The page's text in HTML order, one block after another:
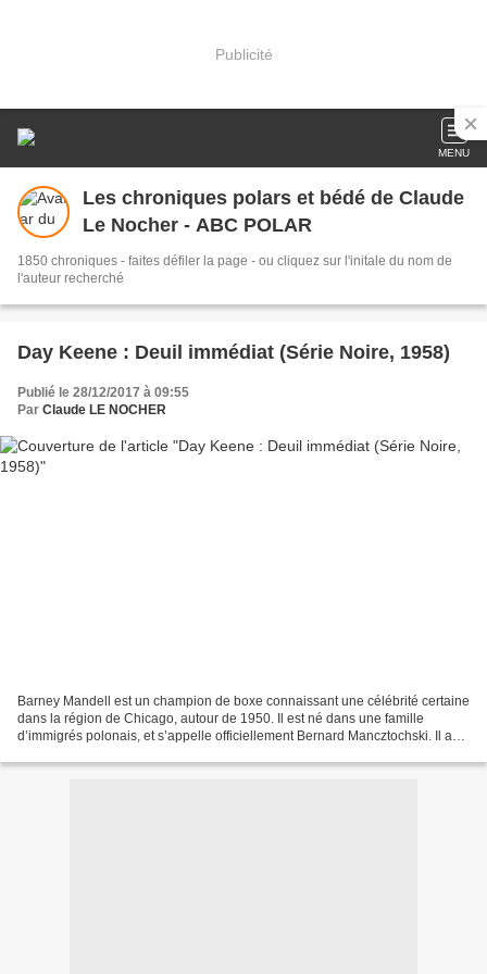
Publicité
MENU
Les chroniques polars et bédé de Claude
Le Nocher - ABC POLAR
1850 chroniques - faites défiler la page - ou cliquez sur l'initale du nom de
l'auteur recherché
Day Keene : Deuil immédiat (Série Noire, 1958)
Publié le 28/12/2017 à 09:55
Par Claude LE NOCHER
Barney Mandell est un champion de boxe connaissant une célébrité certaine
dans la région de Chicago, autour de 1950. Il est né dans une famille
d’immigrés polonais, et s’appelle officiellement Bernard Mancztochski. Il a